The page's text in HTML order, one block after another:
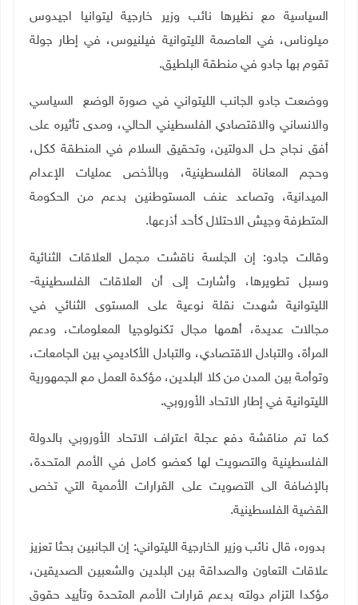
السياسية مع نظيرها نائب وزير خارجية ليتوانيا اجيدوس
ميلوناس، في العاصمة الليتوانية فيلنيوس، في إطار جولة
تقوم بها جادو في منطقة البلطيق.
ووضعت جادو الجانب الليتواني في صورة الوضع السياسي
والانساني والاقتصادي الفلسطيني الحالي، ومدى تأثيره على
أفق نجاح حل الدولتين، وتحقيق السلام في المنطقة ككل،
وحجم المعاناة الفلسطينية، وبالأخص عمليات الإعدام
الميدانية، وتصاعد عنف المستوطنين بدعم من الحكومة
المتطرفة وجيش الاحتلال كأحد أذرعها.
وقالت جادو: إن الجلسة ناقشت مجمل العلاقات الثنائية
وسبل تطويرها، وأشارت إلى أن العلاقات الفلسطينية-
الليتوانية شهدت نقلة نوعية على المستوى الثنائي في
مجالات عديدة، أهمها مجال تكنولوجيا المعلومات، ودعم
المرأة، والتبادل الاقتصادي، والتبادل الأكاديمي بين الجامعات،
وتوأمة بين المدن من كلا البلدين، مؤكدة العمل مع الجمهورية
الليتوانية في إطار الاتحاد الأوروبي.
كما تم مناقشة دفع عجلة اعتراف الاتحاد الأوروبي بالدولة
الفلسطينية والتصويت لها كعضو كامل في الأمم المتحدة،
بالإضافة الى التصويت على القرارات الأممية التي تخص
القضية الفلسطينية.
بدوره، قال نائب وزير الخارجية الليتواني: إن الجانبين بحثا تعزيز
علاقات التعاون والصداقة بين البلدين والشعبين الصديقين،
مؤكدا التزام دولته بدعم قرارات الأمم المتحدة وتأييد حقوق